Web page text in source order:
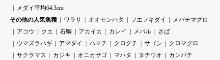
メダイ平均64.3cm
その他の人気魚種
ワラサ オオモンハタ フエフキダイ
メバチマグロ
アコウ
クエ 石鯛 アカイカ カレイ メバル
さば
ウマズラハギ
アマダイ ハマチ クログチ サゴシ
クロマグロ
サクラマス
カジキ オニカサゴ マハタ タチウオ
カンパチ